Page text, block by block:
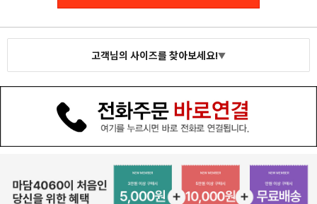
고객님의 사이즈를 찾아보세요!▼